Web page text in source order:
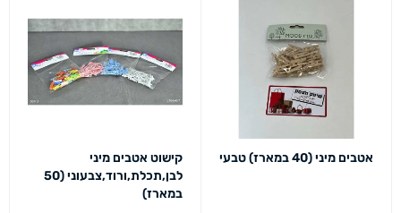
אטבים מיני (40 במארז) טבעי
קישוט אטבים מיני
לבן,תכלת,ורוד,צבעוני (50
במארז)